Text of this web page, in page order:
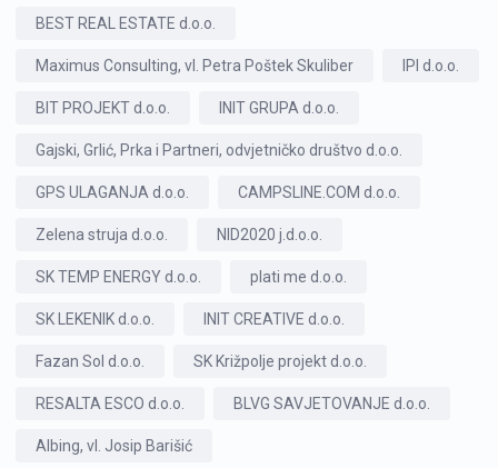
BEST REAL ESTATE d.o.o.
Maximus Consulting, vl. Petra Poštek Skuliber IPI d.o.o.
BIT PROJEKT d.o.o. INIT GRUPA d.o.o.
Gajski, Grlić, Prka i Partneri, odvjetničko društvo d.o.o.
GPS ULAGANJA d.o.o. CAMPSLINE.COM d.o.o.
Zelena struja d.o.o. NID2020 j.d.o.o.
SK TEMP ENERGY d.o.o. plati me d.o.o.
SK LEKENIK d.o.o. INIT CREATIVE d.o.o.
Fazan Sol d.o.o. SK Križpolje projekt d.o.o.
RESALTA ESCO d.o.o. BLVG SAVJETOVANJE d.o.o.
Albing, vl. Josip Barišić